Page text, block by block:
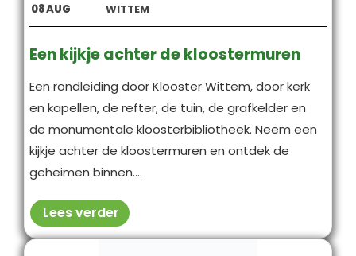
08AUG WITTEM
Een kijkje achter de kloostermuren
Een rondleiding door Klooster Wittem, door kerk
en kapellen, de refter, de tuin, de grafkelder en
de monumentale kloosterbibliotheek. Neem een
kijkje achter de kloostermuren en ontdek de
geheimen binnen....
Lees verder